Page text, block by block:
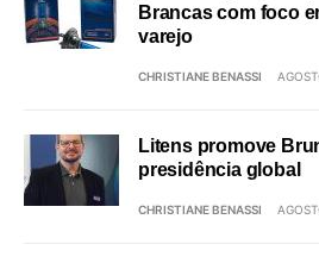
Brancas com foco
varejo
CHRISTIANE BENASSI
Litens promove
presidência global
CHRISTIANE BENASSI